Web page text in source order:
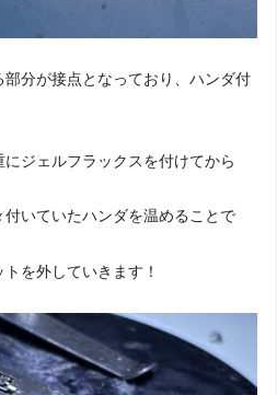
分が接点となっており、ハンダ付
ジェルフラックスを付けてから
いていたハンダを温めることで
を外していきます！